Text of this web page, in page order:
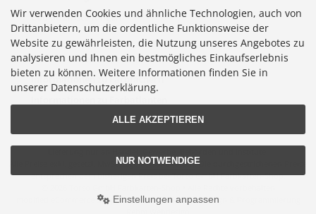
Cookie Einstellungen
Informationen zu Farbkarten
Informationen zu Farbfächern
Alle Preise exkl. gesetzl. MwSt. zzgl.Versandkosten. Die durchgestrichenen Preise
entsprechen dem bisherigen Preis bei Torso GmbH Farbkarten-Shop.
modified eCommerce Shopsoftware © 2009-2026 • Design & Programmierung
Wir verwenden Cookies und ähnliche Technologien, auch von
Drittanbietern, um die ordentliche Funktionsweise der
Website zu gewährleisten, die Nutzung unseres Angebotes zu
analysieren und Ihnen ein bestmögliches Einkaufserlebnis
bieten zu können. Weitere Informationen finden Sie in
unserer Datenschutzerklärung.
ALLE AKZEPTIEREN
NUR NOTWENDIGE
Einstellungen anpassen